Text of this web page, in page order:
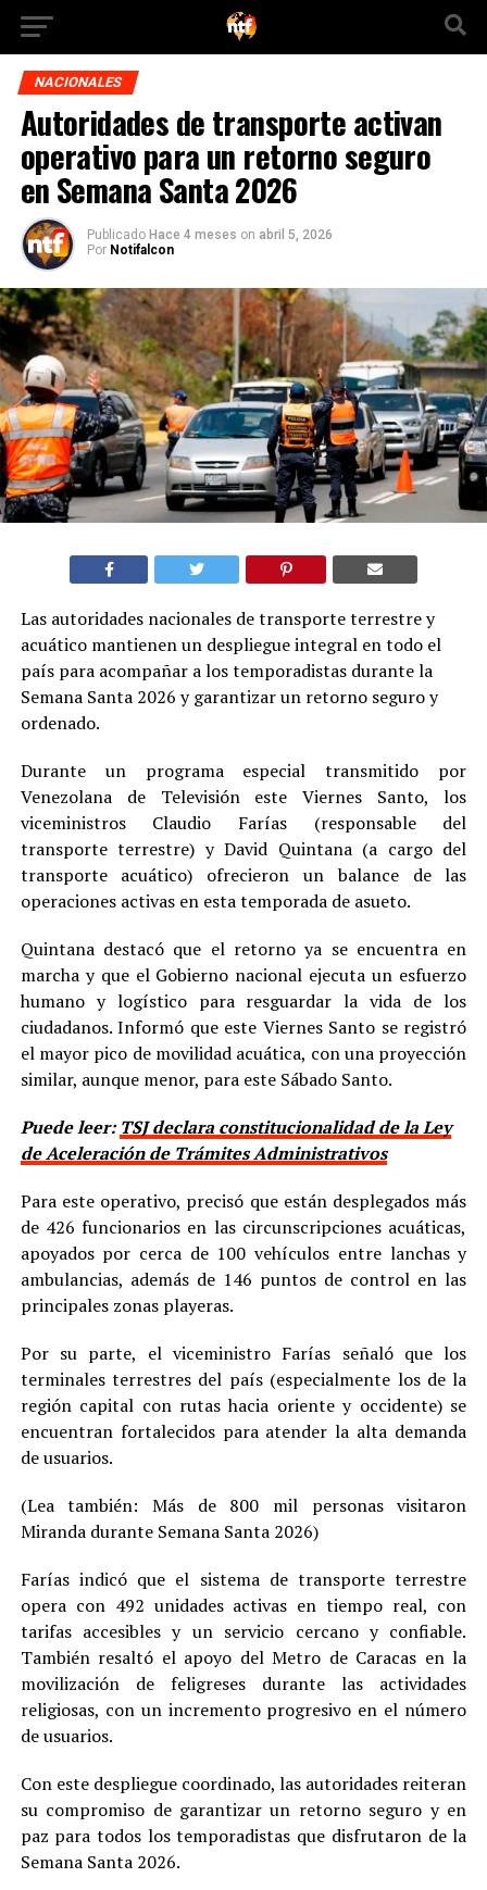
NACIONALES
Autoridades de transporte activan
operativo para un retorno seguro
en Semana Santa 2026
Publicado Hace 4 meses on abril 5, 2026
Por Notifalcon
Las autoridades nacionales de transporte terrestre y
acuático mantienen un despliegue integral en todo el
país para acompañar a los temporadistas durante la
Semana Santa 2026 y garantizar un retorno seguro y
ordenado.
Durante un programa especial transmitido por
Venezolana de Televisión este Viernes Santo, los
viceministros Claudio Farías (responsable del
transporte terrestre) y David Quintana (a cargo del
transporte acuático) ofrecieron un balance de las
operaciones activas en esta temporada de asueto.
Quintana destacó que el retorno ya se encuentra en
marcha y que el Gobierno nacional ejecuta un esfuerzo
humano y logístico para resguardar la vida de los
ciudadanos. Informó que este Viernes Santo se registró
el mayor pico de movilidad acuática, con una proyección
similar, aunque menor, para este Sábado Santo.
Puede leer:TSJ declara constitucionalidad de la Ley
de Aceleración de Trámites Administrativos
Para este operativo, precisó que están desplegados más
de 426 funcionarios en las circunscripciones acuáticas,
apoyados por cerca de 100 vehículos entre lanchas y
ambulancias, además de 146 puntos de control en las
principales zonas playeras.
Por su parte, el viceministro Farías señaló que los
terminales terrestres del país (especialmente los de la
región capital con rutas hacia oriente y occidente) se
encuentran fortalecidos para atender la alta demanda
de usuarios.
(Lea también: Más de 800 mil personas visitaron
Miranda durante Semana Santa 2026)
Farías indicó que el sistema de transporte terrestre
opera con 492 unidades activas en tiempo real, con
tarifas accesibles y un servicio cercano y confiable.
También resaltó el apoyo del Metro de Caracas en la
movilización de feligreses durante las actividades
religiosas, con un incremento progresivo en el número
de usuarios.
Con este despliegue coordinado, las autoridades reiteran
su compromiso de garantizar un retorno seguro y en
paz para todos los temporadistas que disfrutaron de la
Semana Santa 2026.